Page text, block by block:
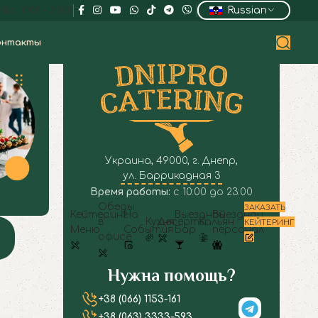
Вс: 10:00 – 23:00 Russian
Украина, 49000, г. Днепр,
ул. Баррикадная 3
Время работы: с 10:00 до 23:00
Кейтеринг
Меню
Обеды
в
офисе
На
События
Кухня
Десерты
Выездной
Бар
Кальян
Выездной
персонал
ЗАКАЗАТЬ
КЕЙТЕРИНГ
Нужна помощь?
+38 (066) 1153-161